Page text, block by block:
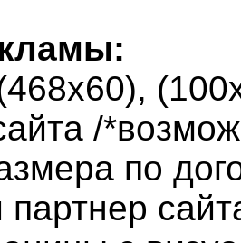
/
по